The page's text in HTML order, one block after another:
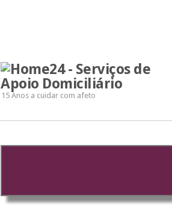
15 Anos a cuidar com afeto